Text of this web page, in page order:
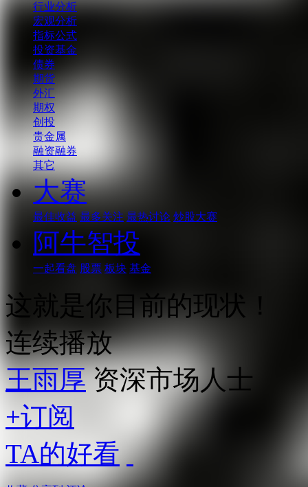
行业分析
宏观分析
指标公式
投资基金
债券
期货
外汇
期权
创投
贵金属
融资融券
其它
大赛
最佳收益 最多关注 最热讨论 炒股大赛
阿牛智投
一起看盘 股票 板块 基金
这就是你目前的现状！
连续播放
王雨厚 资深市场人士
+订阅
TA的好看